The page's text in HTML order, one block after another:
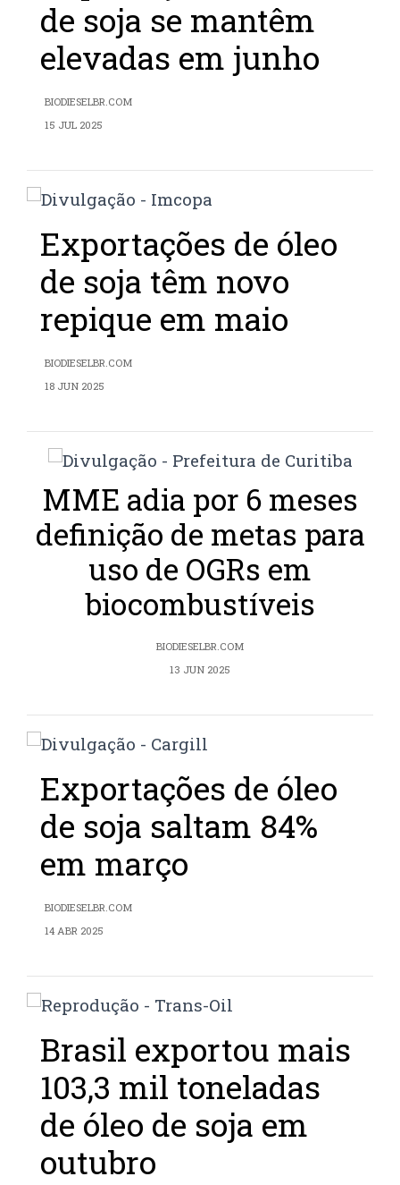
de soja se mantêm
elevadas em junho
BIODIESELBR.COM
15 JUL 2025
Exportações de óleo
de soja têm novo
repique em maio
BIODIESELBR.COM
18 JUN 2025
MME adia por 6 meses
definição de metas para
uso de OGRs em
biocombustíveis
BIODIESELBR.COM
13 JUN 2025
Exportações de óleo
de soja saltam 84%
em março
BIODIESELBR.COM
14 ABR 2025
Brasil exportou mais
103,3 mil toneladas
de óleo de soja em
outubro